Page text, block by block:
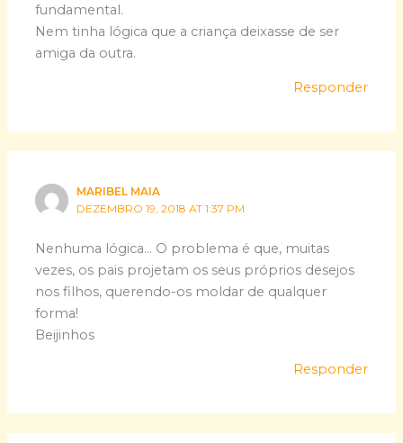
fundamental.
Nem tinha lógica que a criança deixasse de ser
amiga da outra.
Responder
MARIBEL MAIA
DEZEMBRO 19, 2018 AT 1:37 PM
Nenhuma lógica… O problema é que, muitas
vezes, os pais projetam os seus próprios desejos
nos filhos, querendo-os moldar de qualquer
forma!
Beijinhos
Responder